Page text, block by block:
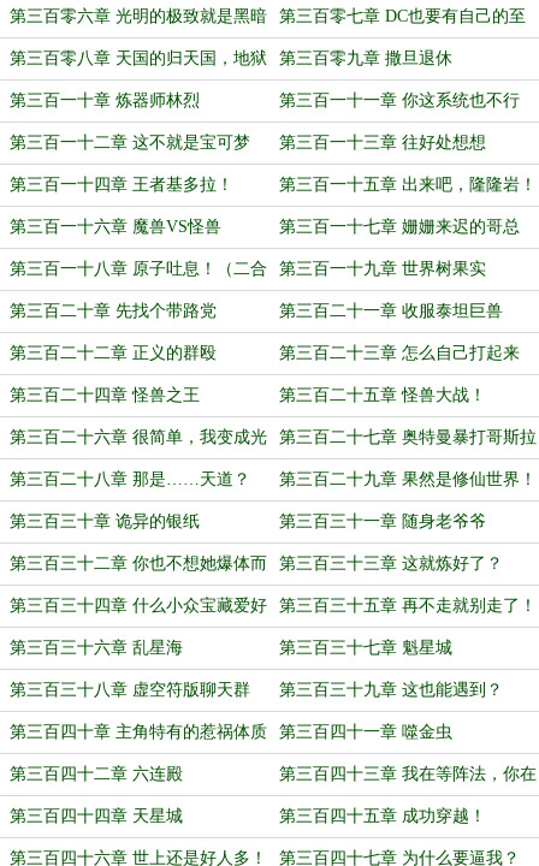
第三百零六章 光明的极致就是黑暗 第三百零七章 DC也要有自己的至
尊法师
第三百零八章 天国的归天国，地狱
的归地狱
第三百零九章 撒旦退休
第三百一十章 炼器师林烈 第三百一十一章 你这系统也不行
啊！
第三百一十二章 这不就是宝可梦
吗？
第三百一十三章 往好处想想
第三百一十四章 王者基多拉！ 第三百一十五章 出来吧，隆隆岩！
第三百一十六章 魔兽VS怪兽 第三百一十七章 姗姗来迟的哥总
第三百一十八章 原子吐息！（二合
一）
第三百一十九章 世界树果实
第三百二十章 先找个带路党 第三百二十一章 收服泰坦巨兽
第三百二十二章 正义的群殴 第三百二十三章 怎么自己打起来
了？
第三百二十四章 怪兽之王 第三百二十五章 怪兽大战！
第三百二十六章 很简单，我变成光
不就是了！
第三百二十七章 奥特曼暴打哥斯拉
第三百二十八章 那是……天道？ 第三百二十九章 果然是修仙世界！
第三百三十章 诡异的银纸 第三百三十一章 随身老爷爷
第三百三十二章 你也不想她爆体而
亡吧？
第三百三十三章 这就炼好了？
第三百三十四章 什么小众宝藏爱好 第三百三十五章 再不走就别走了！
第三百三十六章 乱星海 第三百三十七章 魁星城
第三百三十八章 虚空符版聊天群 第三百三十九章 这也能遇到？
第三百四十章 主角特有的惹祸体质 第三百四十一章 噬金虫
第三百四十二章 六连殿 第三百四十三章 我在等阵法，你在
等什么？
第三百四十四章 天星城 第三百四十五章 成功穿越！
第三百四十六章 世上还是好人多！ 第三百四十七章 为什么要逼我？